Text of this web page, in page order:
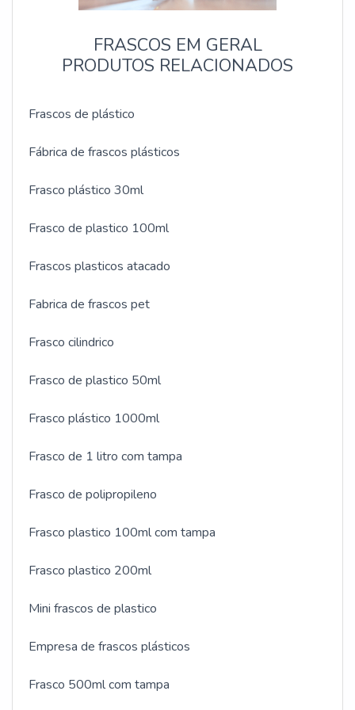
FRASCOS EM GERAL
PRODUTOS RELACIONADOS
Frascos de plástico
Fábrica de frascos plásticos
Frasco plástico 30ml
Frasco de plastico 100ml
Frascos plasticos atacado
Fabrica de frascos pet
Frasco cilindrico
Frasco de plastico 50ml
Frasco plástico 1000ml
Frasco de 1 litro com tampa
Frasco de polipropileno
Frasco plastico 100ml com tampa
Frasco plastico 200ml
Mini frascos de plastico
Empresa de frascos plásticos
Frasco 500ml com tampa